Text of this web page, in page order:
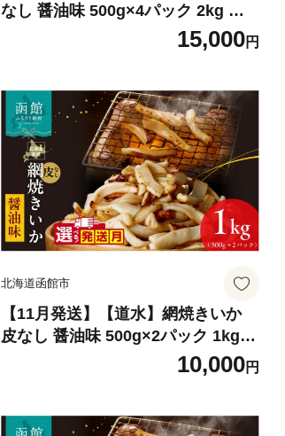
なし 醤油味 500g×4パック 2kg 選
べる発送月 肉厚 ふっくら 香ばしい
カット済み 味付き 食べやすい おつ
類 食品 冷凍 お取り寄せ 函館市 送
料無料_HD108-002-09
15,000円
北海道函館市
【11月発送】【道水】網焼きいか
皮なし 醤油味 500g×2パック 1kg
選べる発送月 肉厚 ふっくら 香ばし
い カット済み 味付き 食べやすい お
介類 食品 冷凍 お取り寄せ 函館市
10,000円